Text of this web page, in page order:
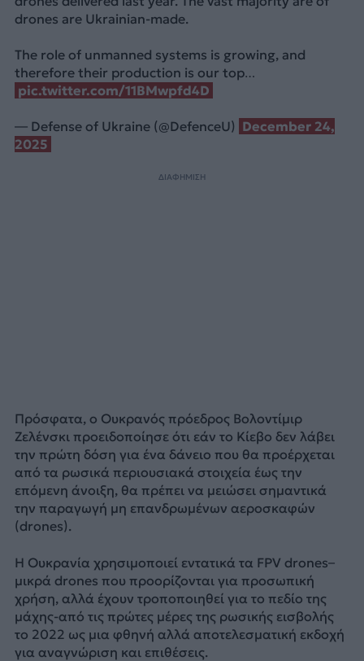
drones are Ukrainian-made.
The role of unmanned systems is growing, and
therefore their production is our top…
pic.twitter.com/11BMwpfd4D
— Defense of Ukraine (@DefenceU) December 24,
2025
ΔΙΑΦΗΜΙΣΗ
Πρόσφατα, ο Ουκρανός πρόεδρος Βολοντίμιρ
Ζελένσκι προειδοποίησε ότι εάν το Κίεβο δεν λάβει
την πρώτη δόση για ένα δάνειο που θα προέρχεται
από τα ρωσικά περιουσιακά στοιχεία έως την
επόμενη άνοιξη, θα πρέπει να μειώσει σημαντικά
την παραγωγή μη επανδρωμένων αεροσκαφών
(drones).
Η Ουκρανία χρησιμοποιεί εντατικά τα FPV drones–
μικρά drones που προορίζονται για προσωπική
χρήση, αλλά έχουν τροποποιηθεί για το πεδίο της
μάχης-από τις πρώτες μέρες της ρωσικής εισβολής
το 2022 ως μια φθηνή αλλά αποτελεσματική εκδοχή
για αναγνώριση και επιθέσεις.